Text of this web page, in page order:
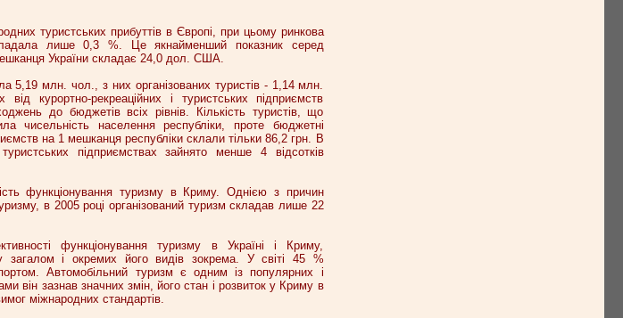
туристських прибуттів в Європі, при цьому ринкова
лише 0,3 %. Це якнайменший показник серед
України складає 24,0 дол. США.
5,19 млн. чол., з них організованих туристів - 1,14 млн.
курортно-рекреаційних і туристських підприємств
до бюджетів всіх рівнів. Кількість туристів, що
населення республіки, проте бюджетні
на 1 мешканця республіки склали тільки 86,2 грн. В
підприємствах зайнято менше 4 відсотків
функціонування туризму в Криму. Однією з причин
в 2005 році організований туризм складав лише 22
функціонування туризму в Україні і Криму,
загалом і окремих його видів зокрема. У світі 45 %
Автомобільний туризм є одним із популярних і
він зазнав значних змін, його стан і розвиток у Криму в
міжнародних стандартів.